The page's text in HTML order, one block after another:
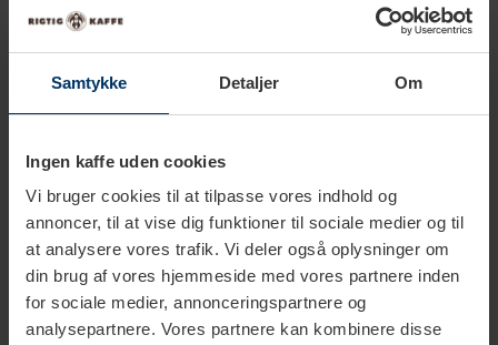
Samtykke Detaljer Om
Ingen kaffe uden cookies
Vi bruger cookies til at tilpasse vores indhold og
annoncer, til at vise dig funktioner til sociale medier og til
at analysere vores trafik. Vi deler også oplysninger om
din brug af vores hjemmeside med vores partnere inden
for sociale medier, annonceringspartnere og
analysepartnere. Vores partnere kan kombinere disse
1-2 hverdage 1-2 hverdage